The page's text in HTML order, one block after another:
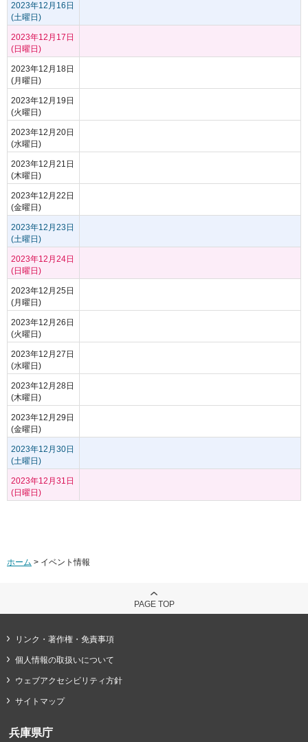
2023年12月16日
(土曜日)
2023年12月17日
(日曜日)
2023年12月18日
(月曜日)
2023年12月19日
(火曜日)
2023年12月20日
(水曜日)
2023年12月21日
(木曜日)
2023年12月22日
(金曜日)
2023年12月23日
(土曜日)
2023年12月24日
(日曜日)
2023年12月25日
(月曜日)
2023年12月26日
(火曜日)
2023年12月27日
(水曜日)
2023年12月28日
(木曜日)
2023年12月29日
(金曜日)
2023年12月30日
(土曜日)
2023年12月31日
(日曜日)
ホーム > イベント情報
PAGE TOP
リンク・著作権・免責事項
個人情報の取扱いについて
ウェブアクセシビリティ方針
サイトマップ
兵庫県庁